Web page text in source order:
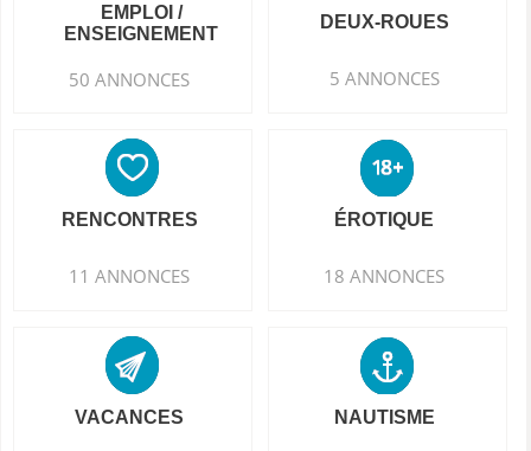
EMPLOI /
ENSEIGNEMENT
50 ANNONCES
DEUX-ROUES
5 ANNONCES
RENCONTRES
11 ANNONCES
ÉROTIQUE
18 ANNONCES
VACANCES NAUTISME